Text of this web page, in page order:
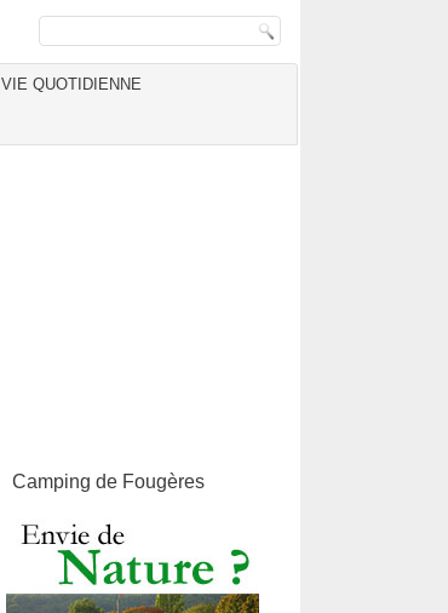
VIE QUOTIDIENNE
Camping de Fougères